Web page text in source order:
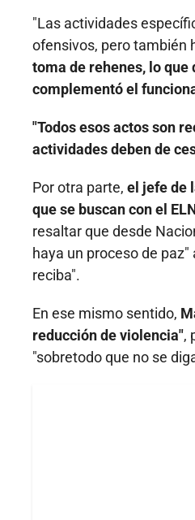
"Las actividades
ofensivos, pero también
toma de rehenes, lo
complementó el
"Todos esos actos son
actividades deben de
Por otra parte, el jefe de
que se buscan con el
resaltar que desde
haya un proceso de
reciba".
En ese mismo sentido,
reducción de violencia",
"sobretodo que no se